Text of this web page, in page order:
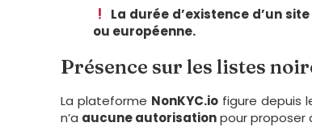
La durée d’existence d’un
ou européenne.
Présence sur les listes
La plateforme NonKYC.iofigure depuis
n’a aucune autorisationpour proposer